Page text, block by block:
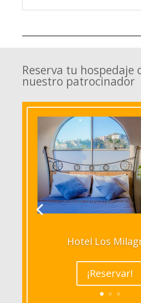
Reserva tu hospedaje
nuestro patrocinador
Hotel Los
¡Reservar!